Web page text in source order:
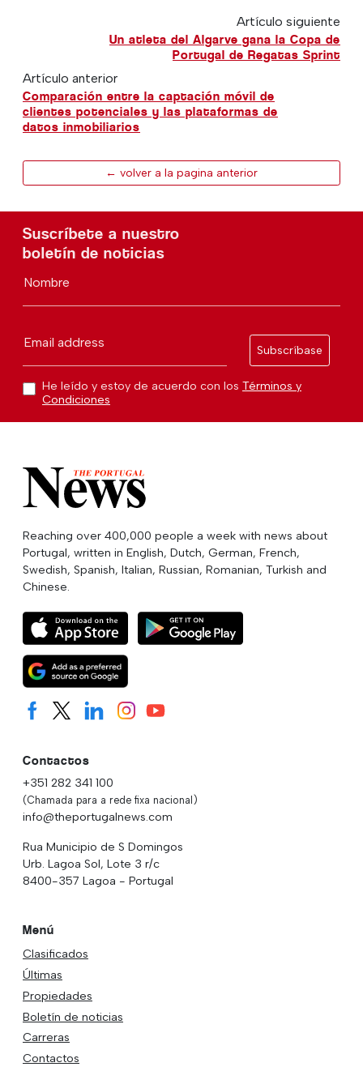
Artículo siguiente
Un atleta del Algarve gana la Copa de
Portugal de Regatas Sprint
Artículo anterior
Comparación entre la captación móvil de
clientes potenciales y las plataformas de
datos inmobiliarios
← volver a la pagina anterior
Suscríbete a nuestro
boletín de noticias
Nombre
Email address
Subscríbase
He leído y estoy de acuerdo con los Términos y
Condiciones
Reaching over 400,000 people a week with news about
Portugal, written in English, Dutch, German, French,
Swedish, Spanish, Italian, Russian, Romanian, Turkish and
Chinese.
Contactos
+351 282 341 100
(Chamada para a rede fixa nacional)
info@theportugalnews.com
Rua Municipio de S Domingos
Urb. Lagoa Sol, Lote 3 r/c
8400-357 Lagoa - Portugal
Menú
Clasificados
Últimas
Propiedades
Boletín de noticias
Carreras
Contactos